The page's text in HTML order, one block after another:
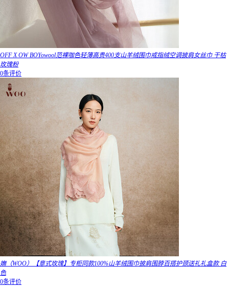
OFF X OW BOYowool范裸咖色轻薄高贵400支山羊绒围巾戒指绒空调披肩女丝巾 干枯
玫瑰粉
0条评价
嫵（WOO）【意式玫瑰】专柜同款100%山羊绒围巾披肩围脖百搭护颈送礼礼盒款 白
色
0条评价